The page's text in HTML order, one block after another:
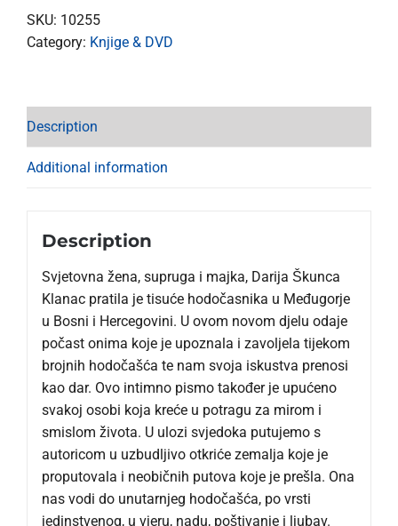
hodočasnicima
quantity
SKU: 10255
Category: Knjige & DVD
Description
Additional information
Description
Svjetovna žena, supruga i majka, Darija Škunca
Klanac pratila je tisuće hodočasnika u Međugorje
u Bosni i Hercegovini. U ovom novom djelu odaje
počast onima koje je upoznala i zavoljela tijekom
brojnih hodočašća te nam svoja iskustva prenosi
kao dar. Ovo intimno pismo također je upućeno
svakoj osobi koja kreće u potragu za mirom i
smislom života. U ulozi svjedoka putujemo s
autoricom u uzbudljivo otkriće zemalja koje je
proputovala i neobičnih putova koje je prešla. Ona
nas vodi do unutarnjeg hodočašća, po vrsti
jedinstvenog, u vjeru, nadu, poštivanje i ljubav.